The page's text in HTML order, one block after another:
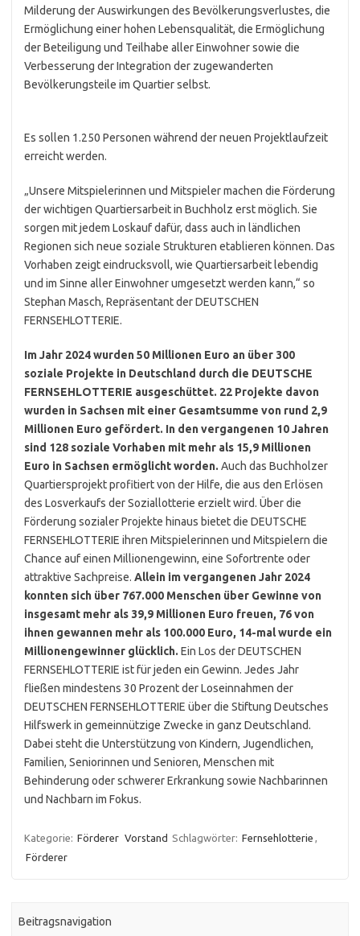
Milderung der Auswirkungen des Bevölkerungsverlustes, die
Ermöglichung einer hohen Lebensqualität, die Ermöglichung
der Beteiligung und Teilhabe aller Einwohner sowie die
Verbesserung der Integration der zugewanderten
Bevölkerungsteile im Quartier selbst.
Es sollen 1.250 Personen während der neuen Projektlaufzeit
erreicht werden.
„Unsere Mitspielerinnen und Mitspieler machen die Förderung
der wichtigen Quartiersarbeit in Buchholz erst möglich. Sie
sorgen mit jedem Loskauf dafür, dass auch in ländlichen
Regionen sich neue soziale Strukturen etablieren können. Das
Vorhaben zeigt eindrucksvoll, wie Quartiersarbeit lebendig
und im Sinne aller Einwohner umgesetzt werden kann,“ so
Stephan Masch, Repräsentant der DEUTSCHEN
FERNSEHLOTTERIE.
Im Jahr 2024 wurden 50 Millionen Euro an über 300
soziale Projekte in Deutschland durch die DEUTSCHE
FERNSEHLOTTERIE ausgeschüttet. 22 Projekte davon
wurden in Sachsen mit einer Gesamtsumme von rund 2,9
Millionen Euro gefördert. In den vergangenen 10 Jahren
sind 128 soziale Vorhaben mit mehr als 15,9 Millionen
Euro in Sachsen ermöglicht worden. Auch das Buchholzer
Quartiersprojekt profitiert von der Hilfe, die aus den Erlösen
des Losverkaufs der Soziallotterie erzielt wird. Über die
Förderung sozialer Projekte hinaus bietet die DEUTSCHE
FERNSEHLOTTERIE ihren Mitspielerinnen und Mitspielern die
Chance auf einen Millionengewinn, eine Sofortrente oder
attraktive Sachpreise. Allein im vergangenen Jahr 2024
konnten sich über 767.000 Menschen über Gewinne von
insgesamt mehr als 39,9 Millionen Euro freuen, 76 von
ihnen gewannen mehr als 100.000 Euro, 14-mal wurde ein
Millionengewinner glücklich. Ein Los der DEUTSCHEN
FERNSEHLOTTERIE ist für jeden ein Gewinn. Jedes Jahr
fließen mindestens 30 Prozent der Loseinnahmen der
DEUTSCHEN FERNSEHLOTTERIE über die Stiftung Deutsches
Hilfswerk in gemeinnützige Zwecke in ganz Deutschland.
Dabei steht die Unterstützung von Kindern, Jugendlichen,
Familien, Seniorinnen und Senioren, Menschen mit
Behinderung oder schwerer Erkrankung sowie Nachbarinnen
und Nachbarn im Fokus.
Kategorie: Förderer Vorstand Schlagwörter: Fernsehlotterie ,
Förderer
Beitragsnavigation